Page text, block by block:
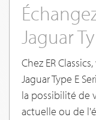
Jaguar
Chez ER
Jaguar Type E
la possibilité de
actuelle ou de